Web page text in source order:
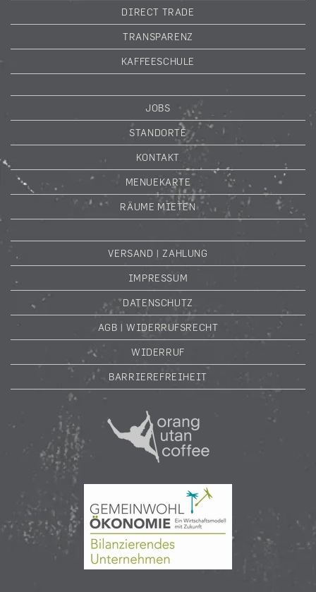
DIRECT TRADE
TRANSPARENZ
KAFFEESCHULE
JOBS
STANDORTE
KONTAKT
MENUEKARTE
RÄUME MIETEN
VERSAND | ZAHLUNG
IMPRESSUM
DATENSCHUTZ
AGB | WIDERRUFSRECHT
WIDERRUF
BARRIEREFREIHEIT